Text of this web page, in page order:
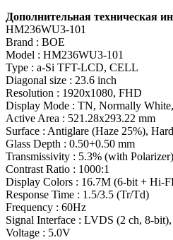
Дополнительная техническая
HM236WU3-101
Brand : BOE
Model : HM236WU3-101
Type : a-Si TFT-LCD, CELL
Diagonal size : 23.6 inch
Resolution : 1920x1080, FHD
Display Mode : TN, Normally
Active Area : 521.28x293.22 mm
Surface : Antiglare (Haze 25%),
Glass Depth : 0.50+0.50 mm
Transmissivity : 5.3% (with Polarizer)
Contrast Ratio : 1000:1
Display Colors : 16.7M (6-bit + Hi-
Response Time : 1.5/3.5 (Tr/Td)
Frequency : 60Hz
Signal Interface : LVDS (2 ch, 8-
Voltage : 5.0V